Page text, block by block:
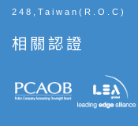
248,Taiwan(R.O.C)
相關認證